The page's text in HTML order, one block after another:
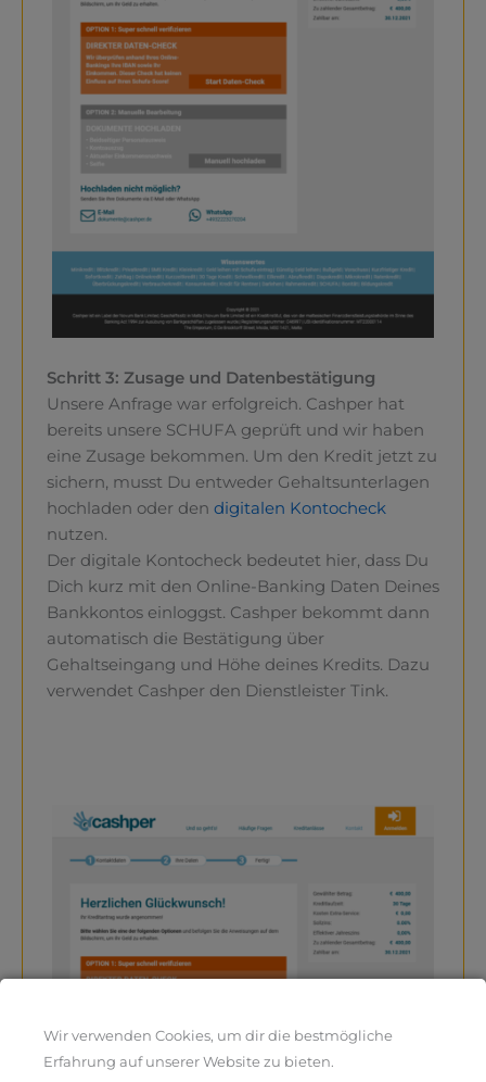
Schritt 3: Zusage und Datenbestätigung
Unsere Anfrage war erfolgreich. Cashper hat
bereits unsere SCHUFA geprüft und wir haben
eine Zusage bekommen. Um den Kredit jetzt zu
sichern, musst Du entweder Gehaltsunterlagen
hochladen oder den digitalen Kontocheck
nutzen.
Der digitale Kontocheck bedeutet hier, dass Du
Dich kurz mit den Online-Banking Daten Deines
Bankkontos einloggst. Cashper bekommt dann
automatisch die Bestätigung über
Gehaltseingang und Höhe deines Kredits. Dazu
verwendet Cashper den Dienstleister Tink.
Wir verwenden Cookies, um dir die bestmögliche
Erfahrung auf unserer Website zu bieten.